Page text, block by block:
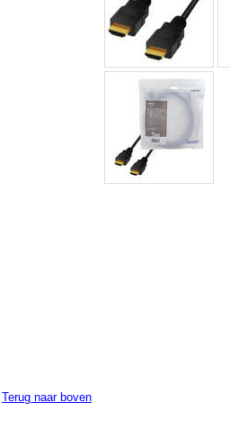
Terug naar boven